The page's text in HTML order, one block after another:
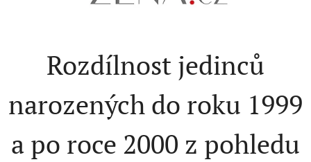
Rozdílnost jedinců
narozených do roku 1999
a po roce 2000 z pohledu